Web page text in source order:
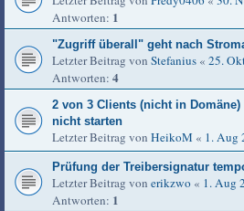
Antworten: 1
"Zugriff überall" geht nach
Letzter Beitrag von Stefanius « 25.
Antworten: 4
2 von 3 Clients (nicht in Domäne)
nicht starten
Letzter Beitrag von HeikoM « 1. Aug
Prüfung der Treibersignatur
Letzter Beitrag von erikzwo « 1. Aug
Antworten: 1